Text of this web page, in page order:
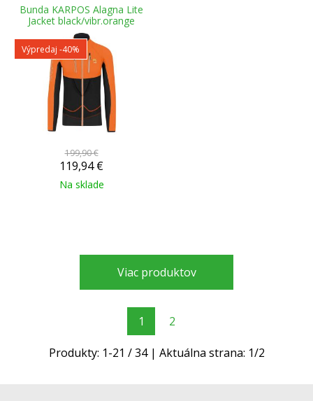
Bunda KARPOS Alagna Lite
Jacket black/vibr.orange
Výpredaj -40%
199,90 €
119,94 €
Na sklade
Viac produktov
1 2
Produkty: 1-21 /34| Aktuálna strana: 1/2